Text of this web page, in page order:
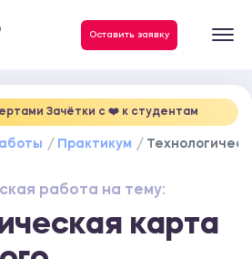
Оставить заявку
Зачётки c ❤️ к студентам
Практикум
работа на тему:
карта